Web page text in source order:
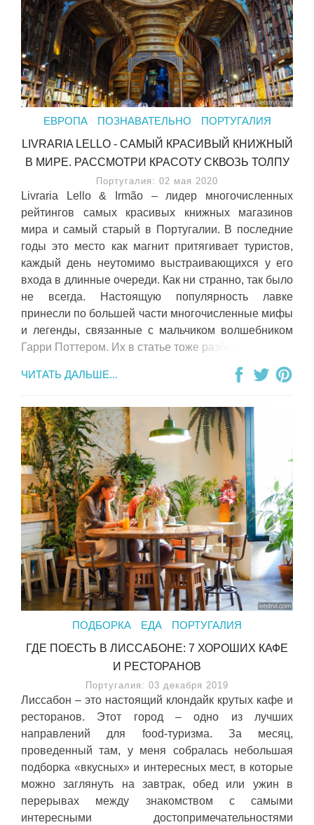
ЕВРОПА ПОЗНАВАТЕЛЬНО
ПОРТУГАЛИЯ
LIVRARIA LELLO - САМЫЙ КРАСИВЫЙ КНИЖНЫЙ
В МИРЕ. РАССМОТРИ КРАСОТУ СКВОЗЬ ТОЛПУ
Португалия: 02 мая 2020
Livraria Lello & Irmão – лидер многочисленных
рейтингов самых красивых книжных магазинов
мира и самый старый в Португалии. В последние
годы это место как магнит притягивает туристов,
каждый день неутомимо выстраивающихся у его
входа в длинные очереди. Как ни странно, так было
не всегда. Настоящую популярность лавке
принесли по большей части многочисленные мифы
и легенды, связанные с мальчиком волшебником
Гарри Поттером. Их в статье тоже разберем.
ЧИТАТЬ ДАЛЬШЕ...
ПОДБОРКА ЕДА
ПОРТУГАЛИЯ
ГДЕ ПОЕСТЬ В ЛИССАБОНЕ: 7 ХОРОШИХ КАФЕ
И РЕСТОРАНОВ
Португалия: 03 декабря 2019
Лиссабон – это настоящий клондайк крутых кафе и
ресторанов. Этот город – одно из лучших
направлений для food-туризма. За месяц,
проведенный там, у меня собралась небольшая
подборка «вкусных» и интересных мест, в которые
можно заглянуть на завтрак, обед или ужин в
перерывах между знакомством с самыми
интересными достопримечательностями